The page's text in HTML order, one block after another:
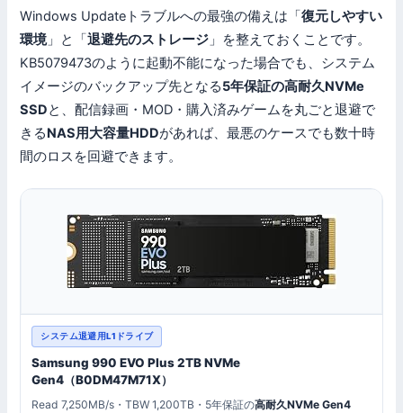
Windows Updateトラブルへの最強の備えは「復元しやすい
環境」と「退避先のストレージ 」を整えておくことです。
KB5079473のように起動不能になった場合でも、システム
イメージのバックアップ先となる5年保証の高耐久NVMe
SSDと、配信録画・MOD・購入済みゲームを丸ごと退避で
きるNAS用大容量HDDがあれば、最悪のケースでも数十時
間のロスを回避できます。
システム退避用L1ドライブ
Samsung 990 EVO Plus 2TB NVMe
Gen4（B0DM47M71X）
Read 7,250MB/s・TBW 1,200TB・5年保証の高耐久NVMe Gen4